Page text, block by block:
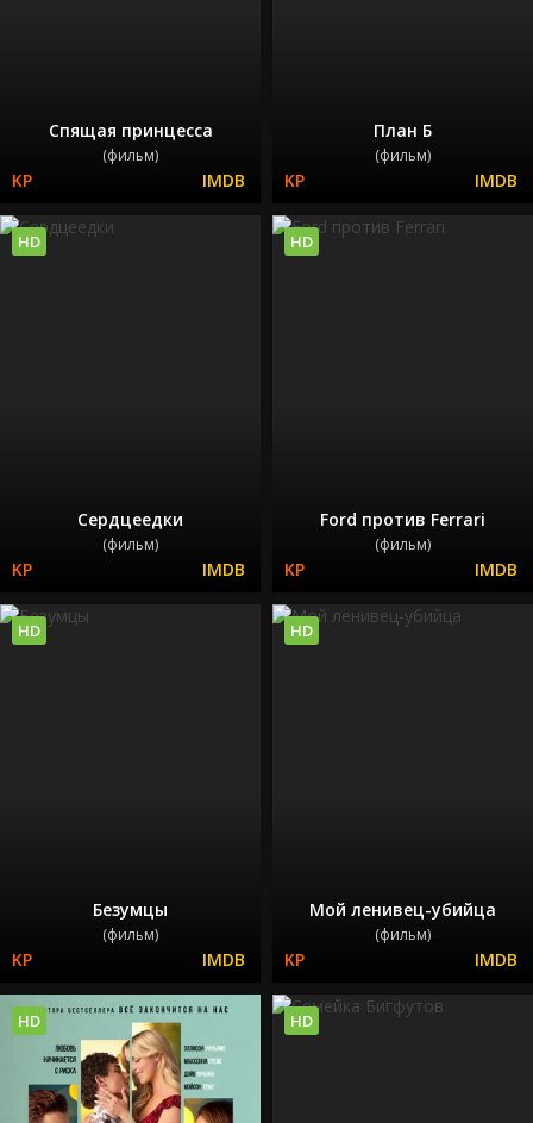
Спящая принцесса
(фильм)
План Б
(фильм)
Сердцеедки
(фильм)
HD
Ford против Ferrari
(фильм)
HD
Безумцы
(фильм)
HD
Мой ленивец-убийца
(фильм)
HD
HD HD